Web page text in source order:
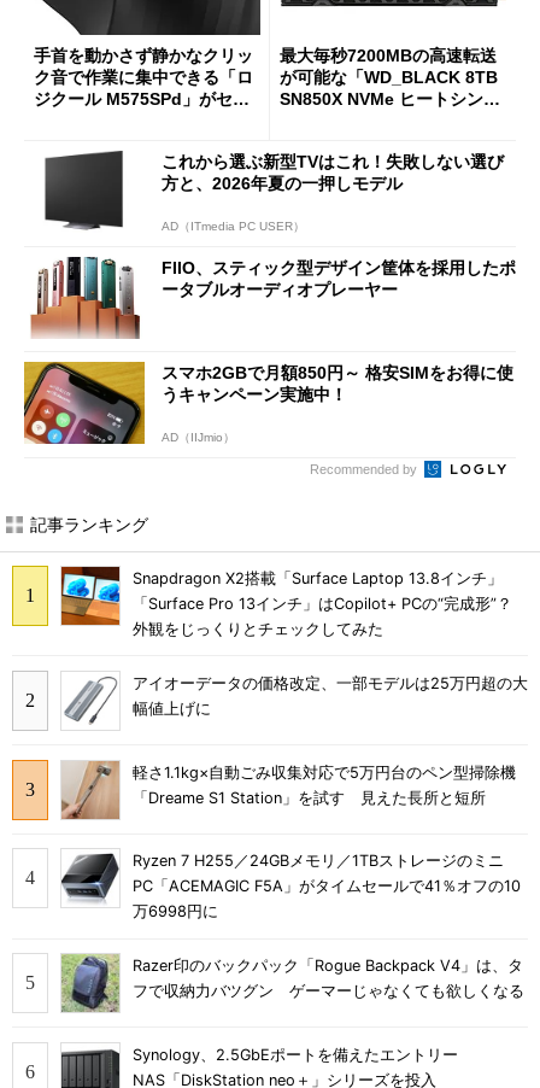
手首を動かさず静かなクリッ
ク音で作業に集中できる「ロ
ジクール M575SPd」がセー
最大毎秒7200MBの高速転送
が可能な「WD_BLACK 8TB
SN850X NVMe ヒートシンク
これから選ぶ新型TVはこれ！失敗しない選び
方と、2026年夏の一押しモデル
AD（ITmedia PC USER）
FIIO、スティック型デザイン筐体を採用したポ
ータブルオーディオプレーヤー
スマホ2GBで月額850円～ 格安SIMをお得に使
うキャンペーン実施中！
AD（IIJmio）
Recommended by
記事ランキング
Snapdragon X2搭載「Surface Laptop 13.8インチ」
「Surface Pro 13インチ」はCopilot+ PCの“完成形”？
外観をじっくりとチェックしてみた
アイオーデータの価格改定、一部モデルは25万円超の大
幅値上げに
軽さ1.1kg×自動ごみ収集対応で5万円台のペン型掃除機
「Dreame S1 Station」を試す 見えた長所と短所
Ryzen 7 H255／24GBメモリ／1TBストレージのミニ
PC「ACEMAGIC F5A」がタイムセールで41％オフの10
万6998円に
Razer印のバックパック「Rogue Backpack V4」は、タ
フで収納力バツグン ゲーマーじゃなくても欲しくなる
Synology、2.5GbEポートを備えたエントリー
NAS「DiskStation neo＋」シリーズを投入